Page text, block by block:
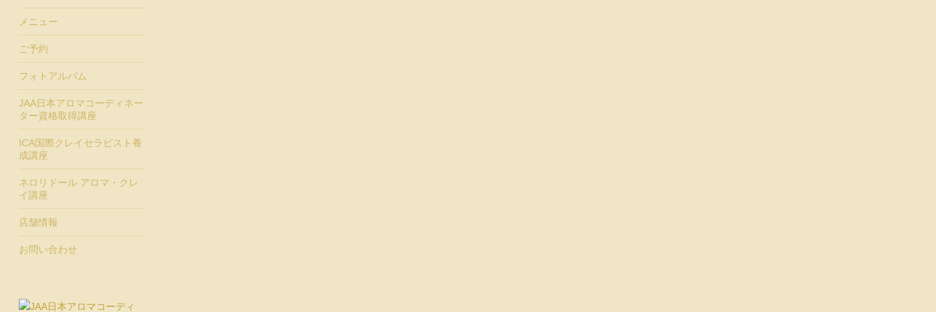
メニュー
ご予約
フォトアルバム
JAA日本アロマコーディネー
ター資格取得講座
ICA国際クレイセラピスト養
成講座
ネロリドール アロマ・クレ
イ講座
店舗情報
お問い合わせ